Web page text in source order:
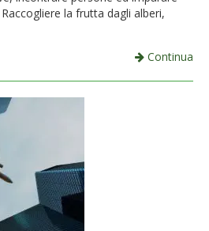
la frutta dagli alberi,
Continua